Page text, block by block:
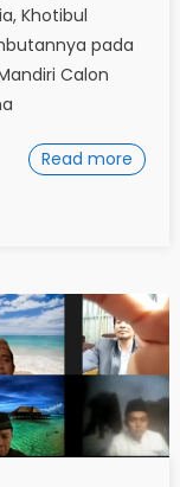
Khotibul
pada
Calon
Read more